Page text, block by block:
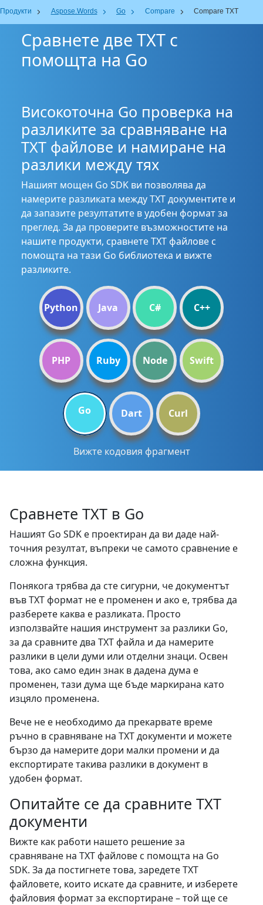
Продукти Aspose.Words Go Compare Compare TXT
Сравнете две TXT с
помощта на Go
Високоточна Go проверка на
разликите за сравняване на
TXT файлове и намиране на
разлики между тях
Нашият мощен Go SDK ви позволява да
намерите разликата между TXT документите и
да запазите резултатите в удобен формат за
преглед. За да проверите възможностите на
нашите продукти, сравнете TXT файлове с
помощта на тази Go библиотека и вижте
разликите.
Python Java C# C++
PHP Ruby Node Swift
Go Dart Curl
Вижте кодовия фрагмент
Сравнете TXT в Go
Нашият Go SDK е проектиран да ви даде най-
точния резултат, въпреки че самото сравнение е
сложна функция.
Понякога трябва да сте сигурни, че документът
във TXT формат не е променен и ако е, трябва да
разберете каква е разликата. Просто
използвайте нашия инструмент за разлики Go,
за да сравните два TXT файла и да намерите
разлики в цели думи или отделни знаци. Освен
това, ако само един знак в дадена дума е
променен, тази дума ще бъде маркирана като
изцяло променена.
Вече не е необходимо да прекарвате време
ръчно в сравняване на TXT документи и можете
бързо да намерите дори малки промени и да
експортирате такива разлики в документ в
удобен формат.
Опитайте се да сравните TXT
документи
Вижте как работи нашето решение за
сравняване на TXT файлове с помощта на Go
SDK. За да постигнете това, заредете TXT
файловете, които искате да сравните, и изберете
файловия формат за експортиране – той ще се